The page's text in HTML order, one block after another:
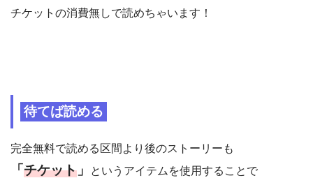
チケットの消費無しで読めちゃいます！
待てば読める
完全無料で読める区間より後のストーリーも
「チケット 」
というアイテムを使用することで